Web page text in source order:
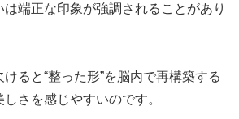
端正な印象が強調されることがあり
ると“整った形”を脳内で再構築する
さを感じやすいのです。